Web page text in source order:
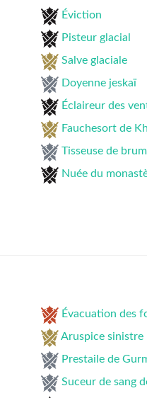
Éviction
Pisteur glacial
Salve glaciale
Doyenne jeskaï
Éclaireur des
Fauchesort de
Tisseuse de
Nuée du
Évacuation des
Aruspice sinistre
Prestaile de
Suceur de sang